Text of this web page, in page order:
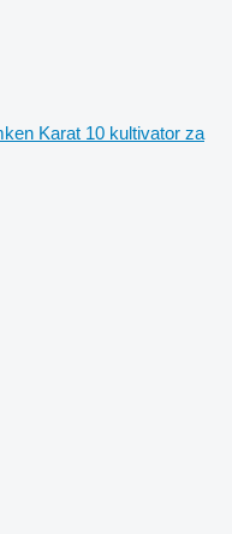
Karat 10 kultivator za